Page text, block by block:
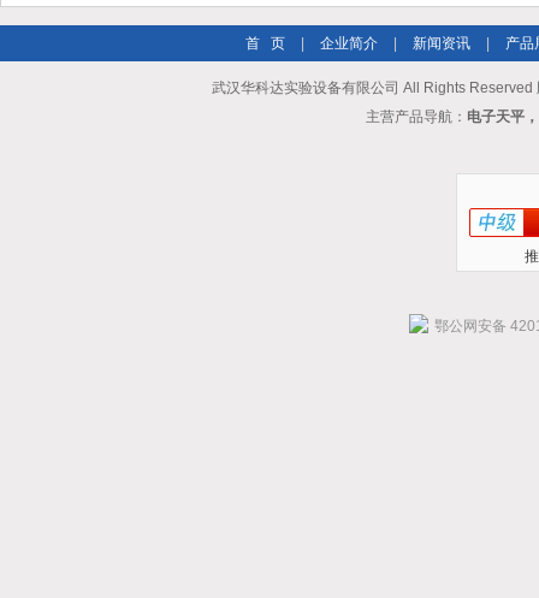
首 页 企业简介 新闻资讯 产品
武汉华科达实验设备有限公司 All Rights Reserved
主营产品导航： 电子天平
鄂公网安备